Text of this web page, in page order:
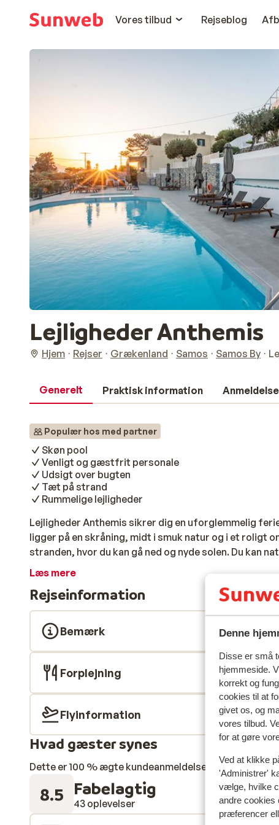
Denne
Disse er små
hjemmeside.
korrekt og
cookies til at
givet os, og
vores tilbud.
for at gøre
Ved at klikke
'Administrer'
vælge, hvilke
andre cookies
præferencer
Vores tilbud
Rejseblog
Lejligheder Anthemis
Hjem Rejser Grækenland Samos Samos By
Generelt Praktisk information
Populær hos med partner
Skøn pool
Venligt og gæstfrit personale
Udsigt over bugten
Tæt på strand
Rummelige lejligheder
Lejligheder Anthemis sikrer dig en uforglemmelig
ligger på en skråning, midt i smuk natur og i et roligt
stranden, hvor du kan gå ned og nyde solen. Du kan
dukkert i poolen, hvor du har en smuk udsigt over
græsk måltid. Øens største by, Vathi ligger inden for
barer og hyggelige taverner. Her finder du også øens
supermarkeder. Selvom Vathi, eller Samos by, som
den stadigvæk en lille og hyggelig ferieby.
Læs mere
Rejseinformation
Bemærk
Forplejning
Flyinformation
Hvad gæster synes
Dette er 100 % ægte kundeanmeldelser, der ærligt
8.5 Fabelagtig
43 oplevelser